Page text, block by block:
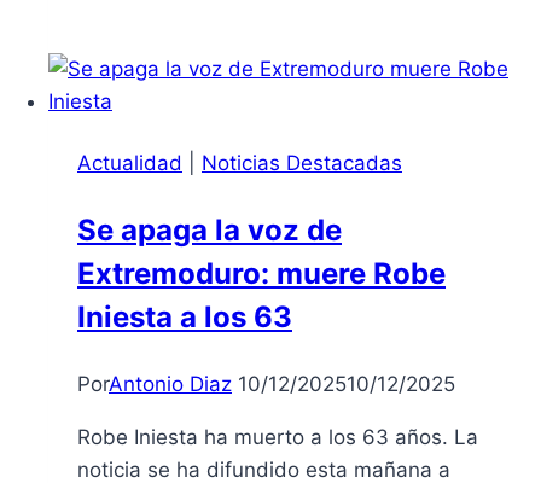
cortes
carreteras
la
provincia
Badajoz
obliga
a
extremar
Actualidad Noticias Destacadas
Se apaga la voz de
Extremoduro: muere Robe
Iniesta a los 63
PorAntonio Diaz 10/12/202510/12/2025
Robe Iniesta ha muerto a los 63 años. La
noticia se ha difundido esta mañana a